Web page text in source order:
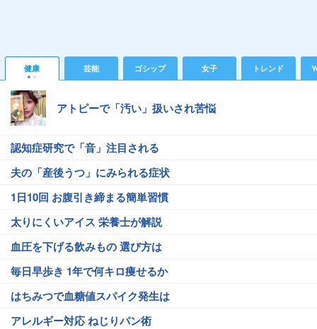
健康 芸能 ゴシップ 女子 トレンド
アトピーで「汚い」扱いされ苦悩
認知症研究で「音」注目される
夫の「産後うつ」にみられる症状
1日10回 お腹引き締まる簡単習慣
太りにくいアイス 栄養士が解説
血圧を下げる飲みもの 選び方は
毎日早歩き 1年で何キロ痩せるか
はちみつで血糖値スパイク発生は
アレルギー対応 ねじりパン術